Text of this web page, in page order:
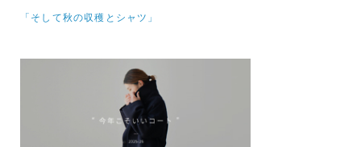
「そして秋の収穫とシャツ」